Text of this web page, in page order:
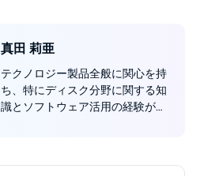
真田 莉亜
テクノロジー製品全般に関心を持
ち、特にディスク分野に関する知
識とソフトウェア活用の経験が豊